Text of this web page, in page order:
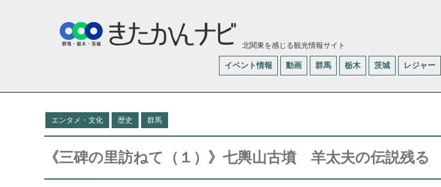
北関東を感じる観光情報サイト
イベント情報 動画 群馬 栃木 茨城 レジャー
エンタメ・文化 歴史 群馬
《三碑の里訪ねて（１）》七輿山古墳 羊太夫の伝説残